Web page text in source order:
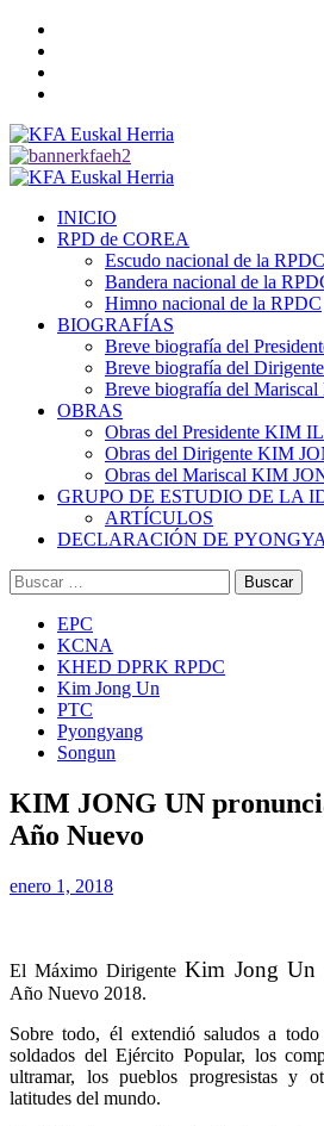
Saltar
contenido
Menú
INICIO
RPD de COREA
Escudo nacional de la RPDC
Bandera nacional de la
Himno nacional de la RPDC
BIOGRAFÍAS
Breve biografía del
Breve biografía del
Breve biografía del
OBRAS
Obras del Presidente KIM
Obras del Dirigente KIM
Obras del Mariscal KIM
GRUPO DE ESTUDIO DE LA
ARTÍCULOS
DECLARACIÓN DE
Buscar:
EPC
KCNA
KHED DPRK RPDC
Kim Jong Un
PTC
Pyongyang
Songun
KIM JONG UN
Año Nuevo
enero 1, 2018
El Máximo Dirigente Kim Jong Un
Año Nuevo 2018.
Sobre todo, él extendió saludos a
soldados del Ejército Popular, los
ultramar, los pueblos progresistas y
latitudes del mundo.